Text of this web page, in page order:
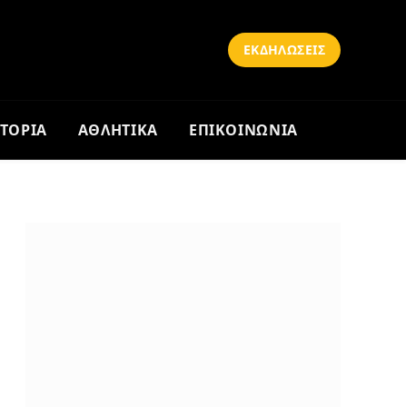
ΕΚΔΗΛΩΣΕΙΣ
ΑΘΛΗΤΙΚΑ ΕΠΙΚΟΙΝΩΝΙΑ